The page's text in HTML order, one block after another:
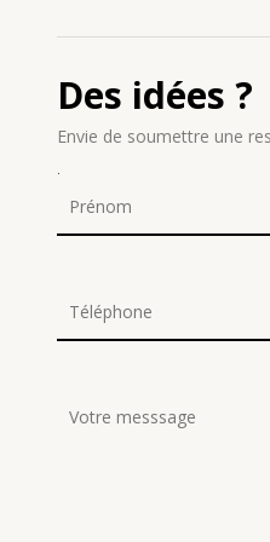
Des idées ?
Envie de soumettre une
.